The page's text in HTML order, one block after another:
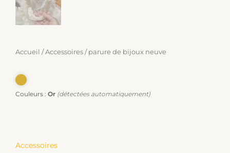
Accueil /Accessoires / parure de bijoux neuve
Couleurs : Or (détectées automatiquement)
Accessoires